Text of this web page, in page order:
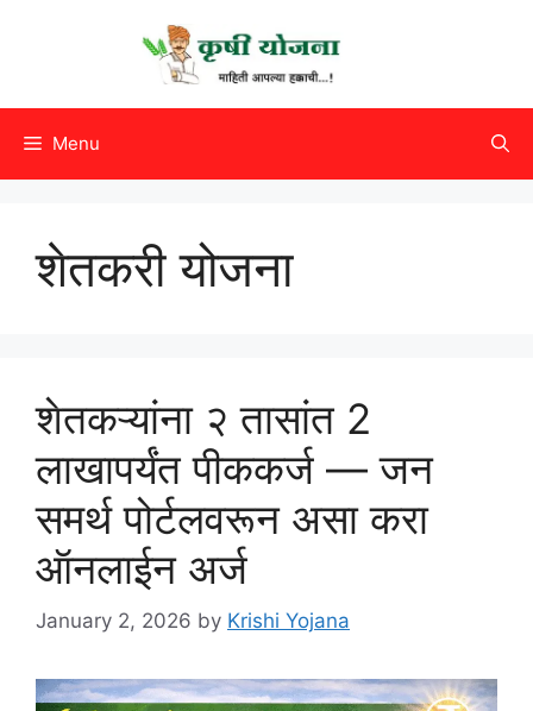
Menu
शेतकरी योजना
शेतकऱ्यांना २ तासांत 2
लाखापर्यंत पीककर्ज — जन
समर्थ पोर्टलवरून असा करा
ऑनलाईन अर्ज
January 2, 2026 by Krishi Yojana